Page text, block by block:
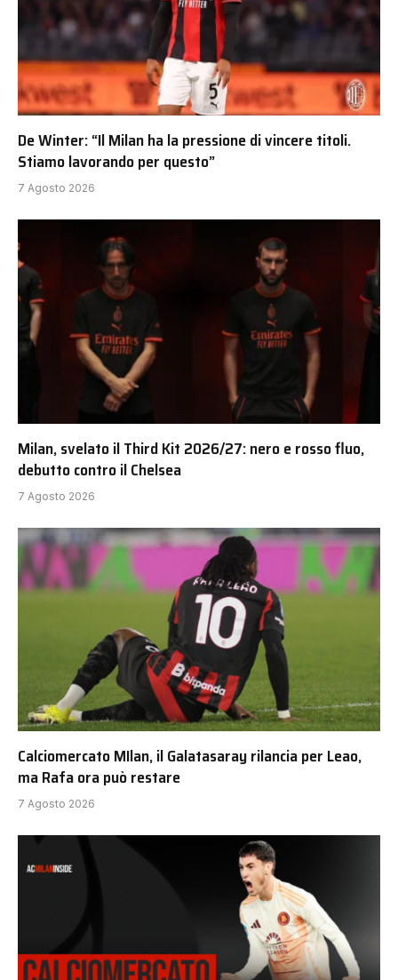
De Winter: “Il Milan ha la pressione di vincere titoli.
Stiamo lavorando per questo”
7 Agosto 2026
Milan, svelato il Third Kit 2026/27: nero e rosso fluo,
debutto contro il Chelsea
7 Agosto 2026
Calciomercato MIlan, il Galatasaray rilancia per Leao,
ma Rafa ora può restare
7 Agosto 2026